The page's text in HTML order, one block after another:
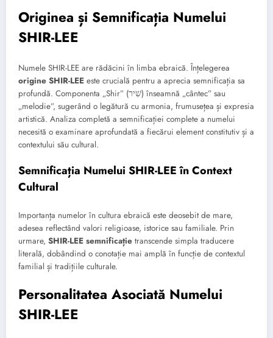
Originea și Semnificația Numelui
SHIR-LEE
Numele SHIR-LEE are rădăcini în limba ebraică. Înțelegerea
origine SHIR-LEE este crucială pentru a aprecia semnificația sa
profundă. Componenta „Shir” (שִׁיר) înseamnă „cântec” sau
„melodie”, sugerând o legătură cu armonia, frumusețea și expresia
artistică. Analiza completă a semnificației complete a numelui
necesită o examinare aprofundată a fiecărui element constitutiv și a
contextului său cultural.
Semnificația Numelui SHIR-LEE în Context
Cultural
Importanța numelor în cultura ebraică este deosebit de mare,
adesea reflectând valori religioase, istorice sau familiale. Prin
urmare, SHIR-LEE semnificație transcende simpla traducere
literală, dobândind o conotație mai amplă în funcție de contextul
familial și tradițiile culturale.
Personalitatea Asociată Numelui
SHIR-LEE